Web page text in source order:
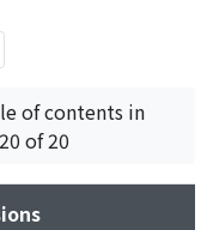
た.4)長期留置例9例
ルを交換, 留置し, 従
テルと交換前後の尿
状などについて比
9例中2例, 主治医判
of contents in
of 20